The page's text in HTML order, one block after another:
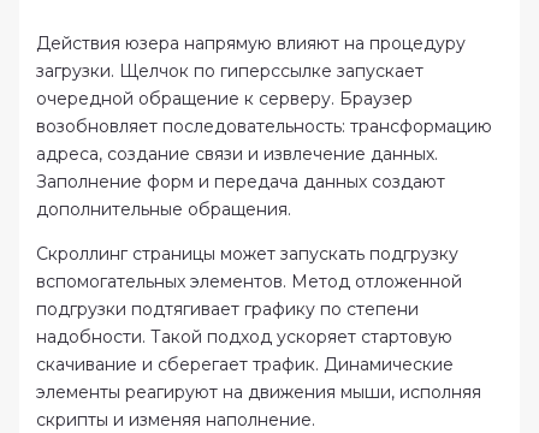
Действия юзера напрямую влияют на процедуру
загрузки. Щелчок по гиперссылке запускает
очередной обращение к серверу. Браузер
возобновляет последовательность: трансформацию
адреса, создание связи и извлечение данных.
Заполнение форм и передача данных создают
дополнительные обращения.
Скроллинг страницы может запускать подгрузку
вспомогательных элементов. Метод отложенной
подгрузки подтягивает графику по степени
надобности. Такой подход ускоряет стартовую
скачивание и сберегает трафик. Динамические
элементы реагируют на движения мыши, исполняя
скрипты и изменяя наполнение.